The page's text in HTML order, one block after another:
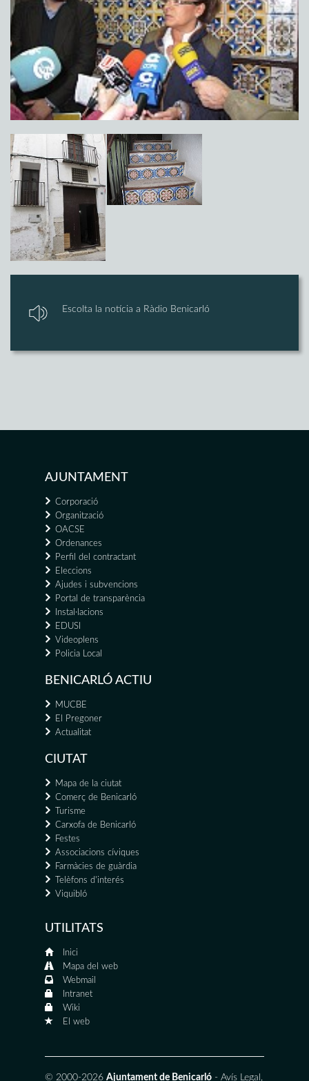
Escolta la notícia a Ràdio Benicarló
AJUNTAMENT
Corporació
Organització
OACSE
Ordenances
Perfil del contractant
Eleccions
Ajudes i subvencions
Portal de transparència
Instal·lacions
EDUSI
Videoplens
Policia Local
BENICARLÓ ACTIU
MUCBE
El Pregoner
Actualitat
CIUTAT
Mapa de la ciutat
Comerç de Benicarló
Turisme
Carxofa de Benicarló
Festes
Associacions cíviques
Farmàcies de guàrdia
Telèfons d'interés
Viquibló
UTILITATS
Inici
Mapa del web
Webmail
Intranet
Wiki
El web
© 2000-2026 Ajuntament de Benicarló - Avís Legal ,